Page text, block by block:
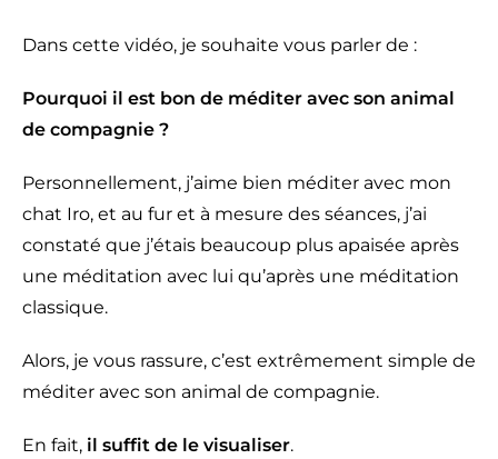
Dans cette vidéo, je souhaite vous parler de :
Pourquoi il est bon de méditer avec son animal
de compagnie ?
Personnellement, j’aime bien méditer avec mon
chat Iro, et au fur et à mesure des séances, j’ai
constaté que j’étais beaucoup plus apaisée après
une méditation avec lui qu’après une méditation
classique.
Alors, je vous rassure, c’est extrêmement simple de
méditer avec son animal de compagnie.
En fait, il suffit de le visualiser.